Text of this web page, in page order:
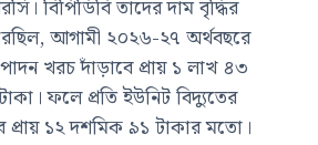
বিপিডিবি তাদের দাম বৃদ্ধির
আগামী ২০২৬-২৭ অর্থবছরে
খরচ দাঁড়াবে প্রায় ১ লাখ ৪৩
ফলে প্রতি ইউনিট বিদ্যুতের
১২ দশমিক ৯১ টাকার মতো।